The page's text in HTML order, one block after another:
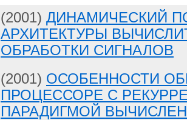
(2001) ДИНАМИЧЕСКИЙ
АРХИТЕКТУРЫ
ОБРАБОТКИ СИГНАЛОВ
(2001) ОСОБЕННОСТИ
ПРОЦЕССОРЕ С
ПАРАДИГМОЙ